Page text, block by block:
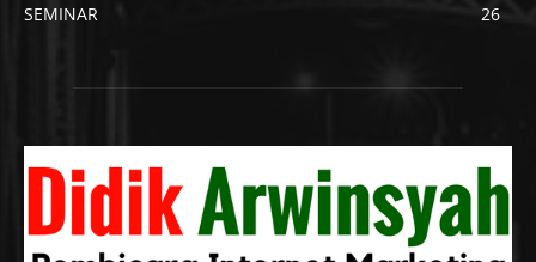
SEMINAR
26